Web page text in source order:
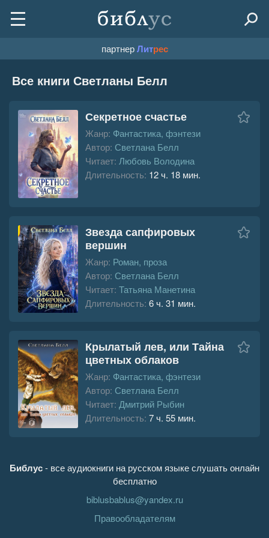
партнерЛитрес
Все книги Светланы Белл
Секретное счастье
Жанр: Фантастика, фэнтези
Автор: Светлана Белл
Читает: Любовь Володина
Длительность: 12 ч. 18 мин.
Звезда сапфировых
вершин
Жанр: Роман, проза
Автор: Светлана Белл
Читает: Татьяна Манетина
Длительность: 6 ч. 31 мин.
Крылатый лев, или Тайна
цветных облаков
Жанр: Фантастика, фэнтези
Автор: Светлана Белл
Читает: Дмитрий Рыбин
Длительность: 7 ч. 55 мин.
Библус- все аудиокниги на русском языке слушать онлайн
бесплатно
biblusbablus@yandex.ru
Правообладателям